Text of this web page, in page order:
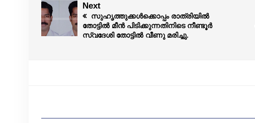
Next
സുഹൃത്തുക്കൾക്കൊപ്പം രാത്രിയിൽ
തോട്ടിൽ മീൻ പിടിക്കുന്നതിനിടെ നീണ്ടൂർ
സ്വദേശി തോട്ടിൽ വീണു മരിച്ചു.